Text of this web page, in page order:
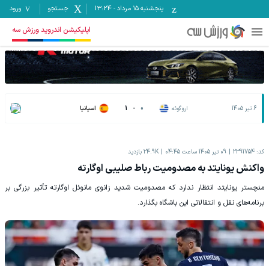
پنجشنبه ۱۵ مرداد -
13:24 جستجو ورود
اپلیکیشن اندروید ورزش سه
6 تیر 1405 اروگوئه 0
-
1 اسپانیا
کد: 2391754 09 تیر 1405 ساعت 04:45 24.9K بازدید
واکنش یونایتد به مصدومیت رباط صلیبی اوگارته
منچستر یونایتد انتظار ندارد که مصدومیت شدید زانوی مانوئل اوگارته تأثیر بزرگی بر
برنامه‌های نقل و انتقالاتی این باشگاه بگذارد.